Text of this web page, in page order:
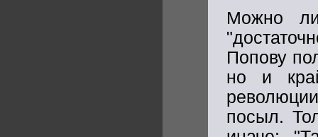
Можно ли
Попову
но и
посыл.